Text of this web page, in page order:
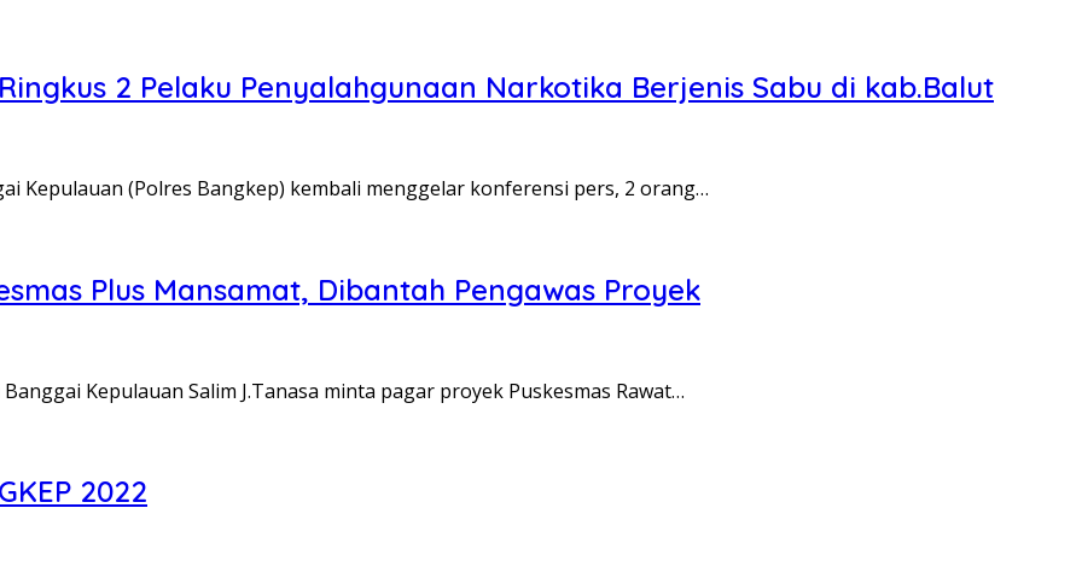
2 Pelaku Penyalahgunaan Narkotika Berjenis Sabu di kab.Balut
Kepulauan (Polres Bangkep) kembali menggelar konferensi pers, 2 orang…
Plus Mansamat, Dibantah Pengawas Proyek
Kepulauan Salim J.Tanasa minta pagar proyek Puskesmas Rawat…
2022